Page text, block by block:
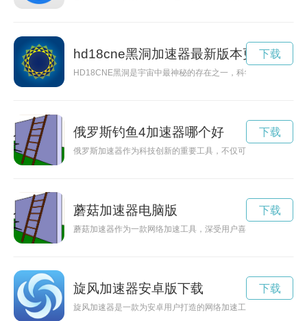
hd18cne黑洞加速器最新版本更新内容
HD18CNE黑洞是宇宙中最神秘的存在之一，科学家们日夜研究
下载
俄罗斯钓鱼4加速器哪个好
俄罗斯加速器作为科技创新的重要工具，不仅可以突破技术瓶
下载
蘑菇加速器电脑版
蘑菇加速器作为一款网络加速工具，深受用户喜爱。最新版发
下载
旋风加速器安卓版下载
旋风加速器是一款为安卓用户打造的网络加速工具，能够帮助
下载